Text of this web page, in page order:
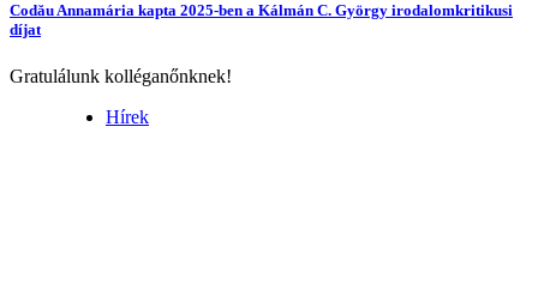
Codău Annamária kapta 2025-ben a Kálmán C. György irodalomkritikusi
díjat
Gratulálunk kolléganőnknek!
Hírek